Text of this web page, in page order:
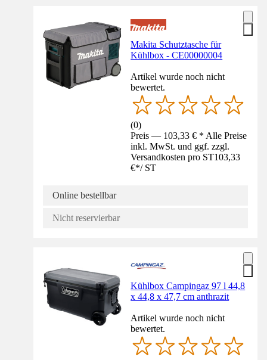
Makita Schutztasche für
Kühlbox - CE00000004
Artikel wurde noch nicht
bewertet.
(0)
Preis — 103,33 € * Alle Preise
inkl. MwSt. und ggf. zzgl.
Versandkosten pro ST103,33
€*/ ST
Online bestellbar
Nicht reservierbar
Kühlbox Campingaz 97 l 44,8
x 44,8 x 47,7 cm anthrazit
Artikel wurde noch nicht
bewertet.